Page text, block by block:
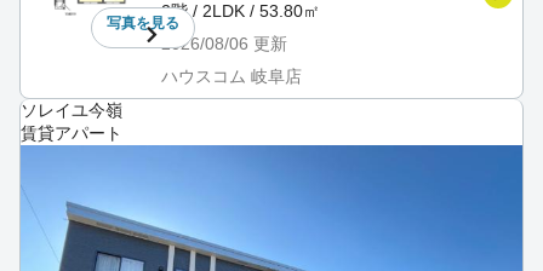
写真を見る
2階 / 2LDK / 53.80㎡
2026/08/06 更新
ハウスコム 岐阜店
ソレイユ今嶺
賃貸アパート